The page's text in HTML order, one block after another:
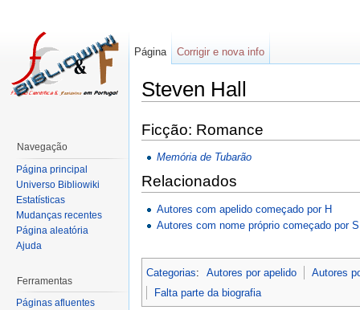
Steven Hall
Ficção: Romance
Memória de Tubarão
Relacionados
Autores com apelido começado por H
Autores com nome próprio começado por S
Categorias: Autores por apelido
Autores
Falta parte da biografia
Página Corrigir e nova info
Navegação
Página principal
Universo Bibliowiki
Estatísticas
Mudanças recentes
Página aleatória
Ajuda
Ferramentas
Páginas afluentes